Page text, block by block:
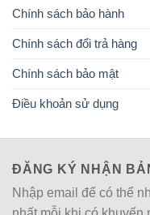
Chính sách bảo hành
Chính sách đổi trả hàng
Chính sách bảo mật
Điều khoản sử dụng
ĐĂNG KÝ NHẬN
Nhập email để có thể